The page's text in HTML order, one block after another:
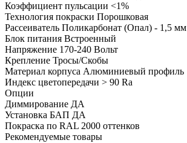
Коэффициент пульсации <1%
Технология покраски Порошковая
Рассеиватель Поликарбонат (Опал) - 1,5 мм
Блок питания Встроенный
Напряжение 170-240 Вольт
Крепление Тросы/Скобы
Материал корпуса Алюминиевый профиль
Индекс цветопередачи > 90 Ra
Опции
Диммирование ДА
Установка БАП ДА
Покраска по RAL 2000 оттенков
Рекомендуемые товары